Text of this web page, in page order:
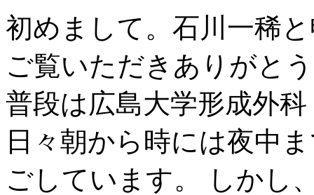
初めまして。石川一稀
ご覧いただきありがと
普段は広島大学形成外
日々朝から時には夜中
ごしています。 しかし